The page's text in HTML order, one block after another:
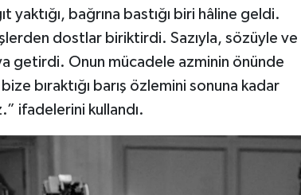
yaktığı, bağrına bastığı biri hâline geldi.
dostlar biriktirdi. Sazıyla, sözüyle ve
getirdi. Onun mücadele azminin önünde
bıraktığı barış özlemini sonuna kadar
ifadelerini kullandı.